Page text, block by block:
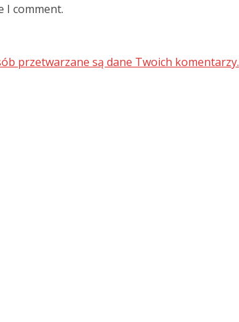
I comment.
przetwarzane są dane Twoich komentarzy.